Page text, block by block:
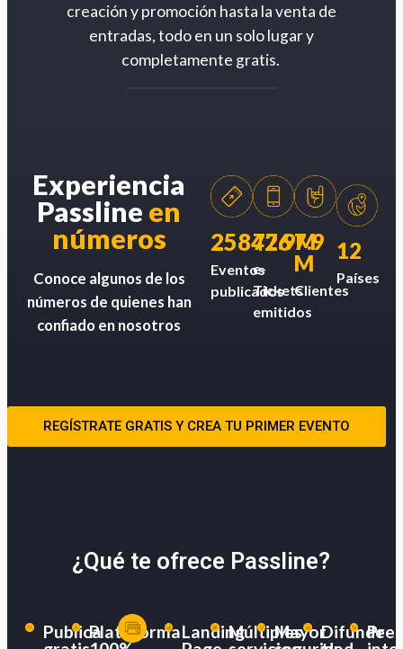
creación y promoción hasta la venta de
entradas, todo en un solo lugar y
completamente gratis.
Experiencia
Passline en
números
Conoce algunos de los
números de quienes han
confiado en nosotros
258426
Eventos
publicados
77.9M
e-
Tickets
emitidos
7.9
M
Clientes
12
Países
REGÍSTRATE GRATIS Y CREA TU PRIMER EVENTO
¿Qué te ofrece Passline?
PublicaPlataformaLandingMúltiplesMayorDifunde